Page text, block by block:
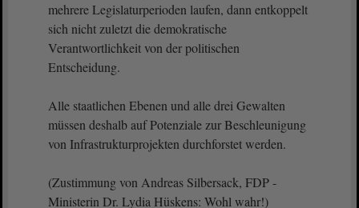
mehrere Legislaturperioden laufen, dann entkoppelt
sich nicht zuletzt die demokratische
Verantwortlichkeit von der politischen
Entscheidung.
Alle staatlichen Ebenen und alle drei Gewalten
müssen deshalb auf Potenziale zur Beschleunigung
von Infrastrukturprojekten durchforstet werden.
(Zustimmung von Andreas Silbersack, FDP -
Ministerin Dr. Lydia Hüskens: Wohl wahr!)